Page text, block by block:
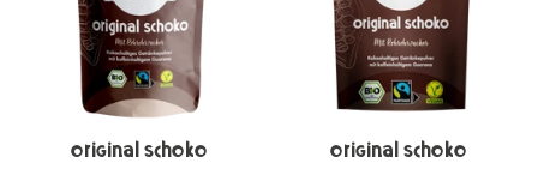
Original Schoko Original Schoko